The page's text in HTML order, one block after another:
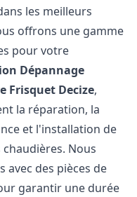
les meilleurs
offrons une gamme
pour votre
Dépannage
Frisquet Decize,
la réparation, la
et l'installation de
chaudières. Nous
avec des pièces de
garantir une durée